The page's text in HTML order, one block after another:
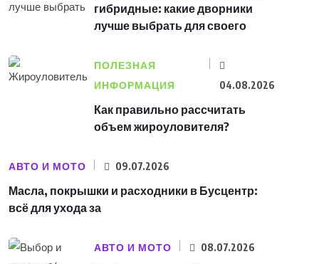
гибридные: какие дворники
лучше выбрать для своего
ПОЛЕЗНАЯ
ИНФОРМАЦИЯ
04.08.2026
Как правильно рассчитать
объем жироуловителя?
АВТО И МОТО 09.07.2026
Масла, покрышки и расходники в Бусцентр:
всё для ухода за
АВТО И МОТО 08.07.2026